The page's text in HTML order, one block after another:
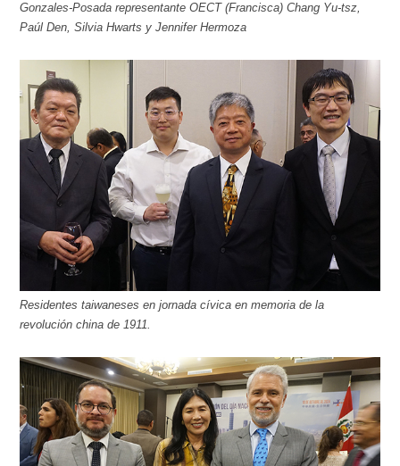
Gonzales-Posada representante OECT (Francisca) Chang Yu-tsz,
Paúl Den, Silvia Hwarts y Jennifer Hermoza
Residentes taiwaneses en jornada cívica en memoria de la
revolución china de 1911.